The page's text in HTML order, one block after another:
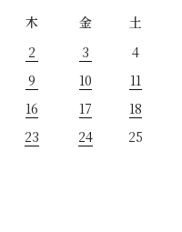
木 金
土
2 3
4
9 10
11
16 17
18
23 24
25